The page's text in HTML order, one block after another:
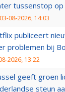
tussenstop op
03-08-2026, 14:03
publiceert
problemen bij
2026, 13:22
geeft groen
steun